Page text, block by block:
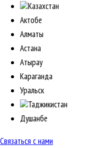
Казахстан
Актобе
Алматы
Астана
Атырау
Караганда
Уральск
Таджикистан
Душанбе
Связаться с нами